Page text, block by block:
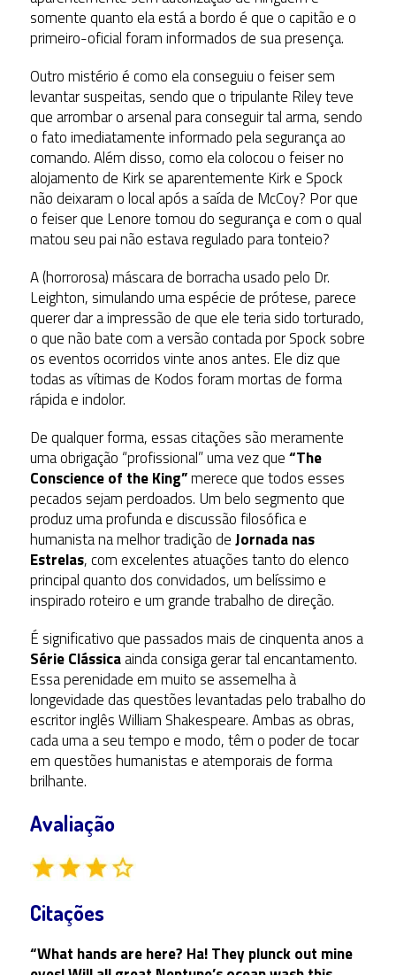
somente quanto ela está a bordo é que o capitão e o
primeiro-oficial foram informados de sua presença.
Outro mistério é como ela conseguiu o feiser sem
levantar suspeitas, sendo que o tripulante Riley teve
que arrombar o arsenal para conseguir tal arma, sendo
o fato imediatamente informado pela segurança ao
comando. Além disso, como ela colocou o feiser no
alojamento de Kirk se aparentemente Kirk e Spock
não deixaram o local após a saída de McCoy? Por que
o feiser que Lenore tomou do segurança e com o qual
matou seu pai não estava regulado para tonteio?
A (horrorosa) máscara de borracha usado pelo Dr.
Leighton, simulando uma espécie de prótese, parece
querer dar a impressão de que ele teria sido torturado,
o que não bate com a versão contada por Spock sobre
os eventos ocorridos vinte anos antes. Ele diz que
todas as vítimas de Kodos foram mortas de forma
rápida e indolor.
De qualquer forma, essas citações são meramente
uma obrigação “profissional” uma vez que“The
Conscience of the King”merece que todos esses
pecados sejam perdoados. Um belo segmento que
produz uma profunda e discussão filosófica e
humanista na melhor tradição deJornada nas
Estrelas, com excelentes atuações tanto do elenco
principal quanto dos convidados, um belíssimo e
inspirado roteiro e um grande trabalho de direção.
É significativo que passados mais de cinquenta anos a
Série Clássicaainda consiga gerar tal encantamento.
Essa perenidade em muito se assemelha à
longevidade das questões levantadas pelo trabalho do
escritor inglês William Shakespeare. Ambas as obras,
cada uma a seu tempo e modo, têm o poder de tocar
em questões humanistas e atemporais de forma
brilhante.
Avaliação
Citações
“What hands are here? Ha! They plunck out mine